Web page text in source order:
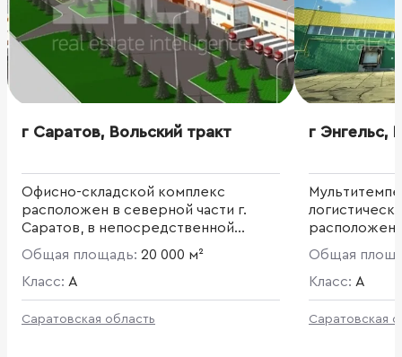
г Саратов, Вольский тракт
Офисно-складской комплекс
расположен в северной части г.
Саратов, в непосредственной
близости от магистрали Вольский
тракт. Проект будет реализован по
схеме build-to-suit. Общая площадь
проекта составляет 90 000 кв. м.
Общая площадь: 20 000 м²
Класс: A
Саратовская область
г Энгельс,
расположен
Общая
Класс: A
Саратовская